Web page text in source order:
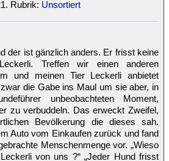
Rubrik: Unsortiert
der ist gänzlich anders. Er frisst keine
Treffen wir einen anderen
und meinen Tier Leckerli anbietet
die Gabe ins Maul um sie aber, in
unbeobachteten Moment,
zu verbuddeln. Das erweckt Zweifel,
Bevölkerung die dieses sah.
Auto vom Einkaufen zurück und fand
Menschenmenge vor. „Wieso
von uns ?“ „Jeder Hund frisst